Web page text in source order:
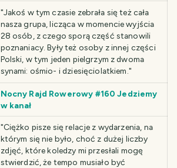
"Jakoś w tym czasie zebrała się też cała
nasza grupa, licząca w momencie wyjścia
28 osób, z czego sporą część stanowili
poznaniacy. Były też osoby z innej części
Polski, w tym jeden pielgrzym z dwoma
synami: ośmio- i dziesięciolatkiem."
Nocny Rajd Rowerowy #160 Jedziemy
w kanał
"Ciężko pisze się relacje z wydarzenia, na
którym się nie było, choć z dużej liczby
zdjęć, które koledzy mi przesłali mogę
stwierdzić, że tempo musiało być